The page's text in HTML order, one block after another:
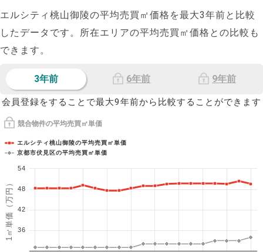
エルシティ桃山御陵の平均売買㎡価格を最大3年前と比較
したデータです。所在エリアの平均売買㎡価格との比較も
できます。
3年前 6年前 9年前
会員登録をすることで最大9年前から比較することができます
競合物件の平均売買㎡単価
1㎡単価（万円）
エルシティ桃山御陵の平均売買㎡単価
京都市伏見区の平均売買㎡単価
36
42
48
54